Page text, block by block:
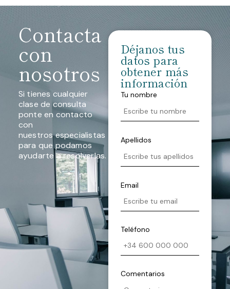
Contacta
con
nosotros
Si tienes cualquier
clase de consulta
ponte en contacto
con
nuestros especialistas
para que podamos
ayudarte a resolverlas.
Déjanos tus
datos para
obtener más
información
Tu nombre
Apellidos
Email
Teléfono
Comentarios